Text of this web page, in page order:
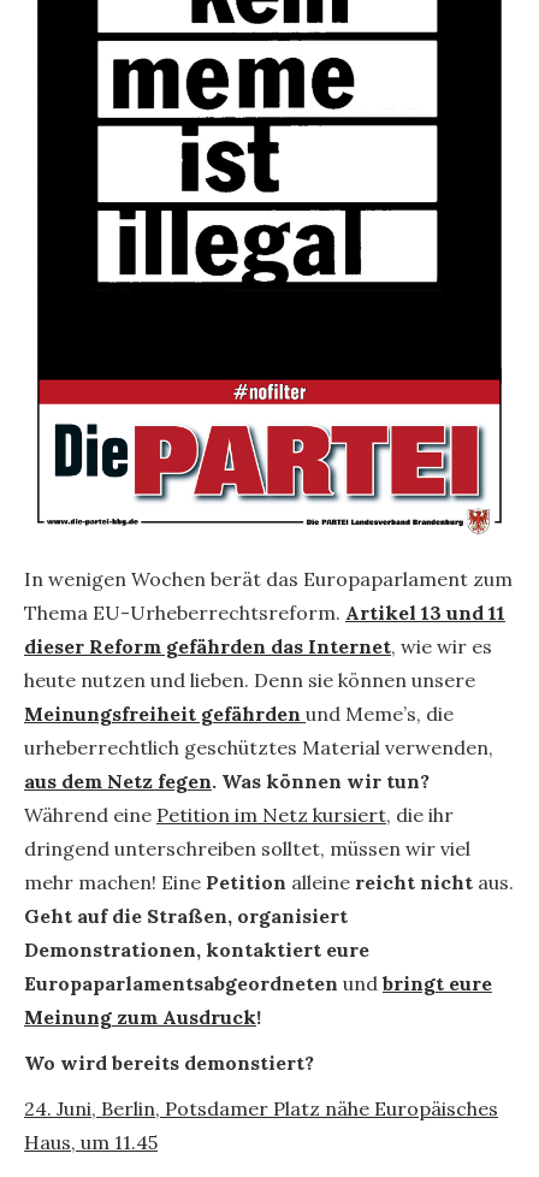
In wenigen Wochen berät das Europaparlament zum
Thema EU-Urheberrechtsreform. Artikel 13 und 11
dieser Reform gefährden das Internet, wie wir es
heute nutzen und lieben. Denn sie können unsere
Meinungsfreiheit gefährden und Meme’s, die
urheberrechtlich geschütztes Material verwenden,
aus dem Netz fegen. Was können wir tun?
Während eine Petition im Netz kursiert, die ihr
dringend unterschreiben solltet, müssen wir viel
mehr machen! Eine Petition alleine reicht nicht aus.
Geht auf die Straßen, organisiert
Demonstrationen, kontaktiert eure
Europaparlamentsabgeordneten und bringt eure
Meinung zum Ausdruck!
Wo wird bereits demonstiert?
24. Juni, Berlin, Potsdamer Platz nähe Europäisches
Haus, um 11.45